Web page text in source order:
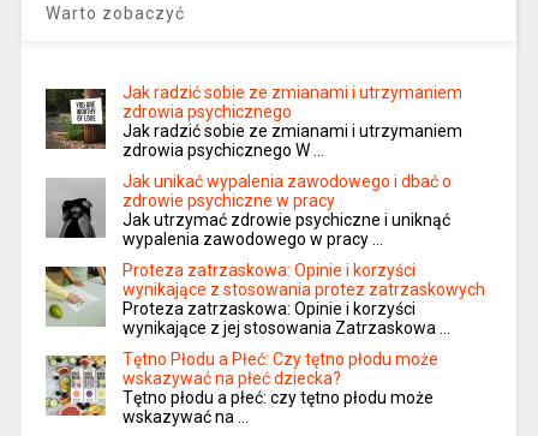
Warto zobaczyć
Jak radzić sobie ze zmianami i utrzymaniem
zdrowia psychicznego
Jak radzić sobie ze zmianami i utrzymaniem
zdrowia psychicznego W …
Jak unikać wypalenia zawodowego i dbać o
zdrowie psychiczne w pracy
Jak utrzymać zdrowie psychiczne i uniknąć
wypalenia zawodowego w pracy …
Proteza zatrzaskowa: Opinie i korzyści
wynikające z stosowania protez zatrzaskowych
Proteza zatrzaskowa: Opinie i korzyści
wynikające z jej stosowania Zatrzaskowa …
Tętno Płodu a Płeć: Czy tętno płodu może
wskazywać na płeć dziecka?
Tętno płodu a płeć: czy tętno płodu może
wskazywać na …